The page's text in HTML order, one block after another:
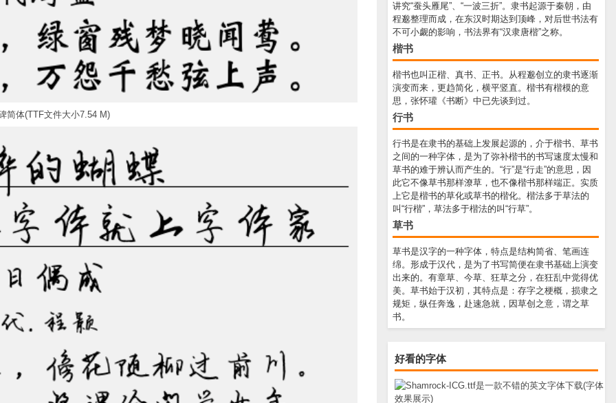
讲究“蚕头雁尾”、“一波三折”。隶书起源于秦朝，由
程邈整理而成，在东汉时期达到顶峰，对后世书法有
不可小觑的影响，书法界有“汉隶唐楷”之称。
楷书
楷书也叫正楷、真书、正书。从程邈创立的隶书逐渐
演变而来，更趋简化，横平竖直。楷书有楷模的意
思，张怀瓘《书断》中已先谈到过。
行书
行书是在隶书的基础上发展起源的，介于楷书、草书
之间的一种字体，是为了弥补楷书的书写速度太慢和
草书的难于辨认而产生的。“行”是“行走”的意思，因
此它不像草书那样潦草，也不像楷书那样端正。实质
上它是楷书的草化或草书的楷化。楷法多于草法的
叫“行楷”，草法多于楷法的叫“行草”。
草书
草书是汉字的一种字体，特点是结构简省、笔画连
绵。形成于汉代，是为了书写简便在隶书基础上演变
出来的。有章草、今草、狂草之分，在狂乱中觉得优
美。草书始于汉初，其特点是：存字之梗概，损隶之
规矩，纵任奔逸，赴速急就，因草创之意，谓之草
书。
好看的字体
简体(TTF文件大小7.54 M)